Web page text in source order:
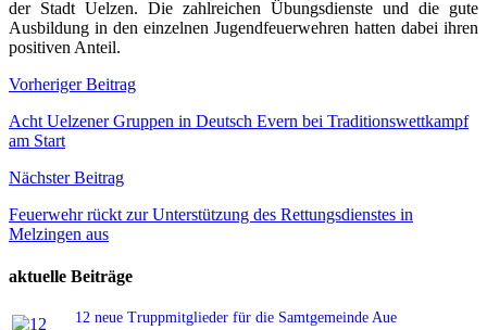
der Stadt Uelzen. Die zahlreichen Übungsdienste und die gute
Ausbildung in den einzelnen Jugendfeuerwehren hatten dabei ihren
positiven Anteil.
Beitragsnavigation
Vorheriger Beitrag
Acht Uelzener Gruppen in Deutsch Evern bei Traditionswettkampf
am Start
Nächster Beitrag
Feuerwehr rückt zur Unterstützung des Rettungsdienstes in
Melzingen aus
aktuelle Beiträge
12 neue Truppmitglieder für die Samtgemeinde Aue